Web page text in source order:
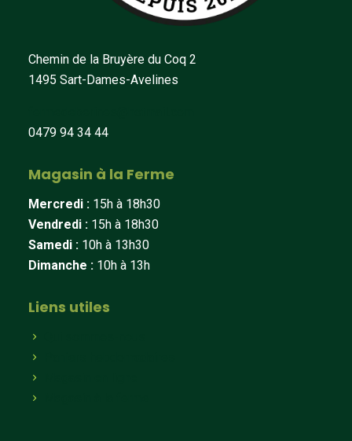
Chemin de la Bruyère du Coq 2
1495 Sart-Dames-Avelines
0479 94 34 44
Magasin à la Ferme
Mercredi : 15h à 18h30
Vendredi : 15h à 18h30
Samedi : 10h à 13h30
Dimanche : 10h à 13h
Liens utiles